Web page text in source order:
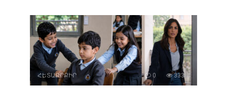
ՀԵՏԱՔՐՔԻՐ 0 333